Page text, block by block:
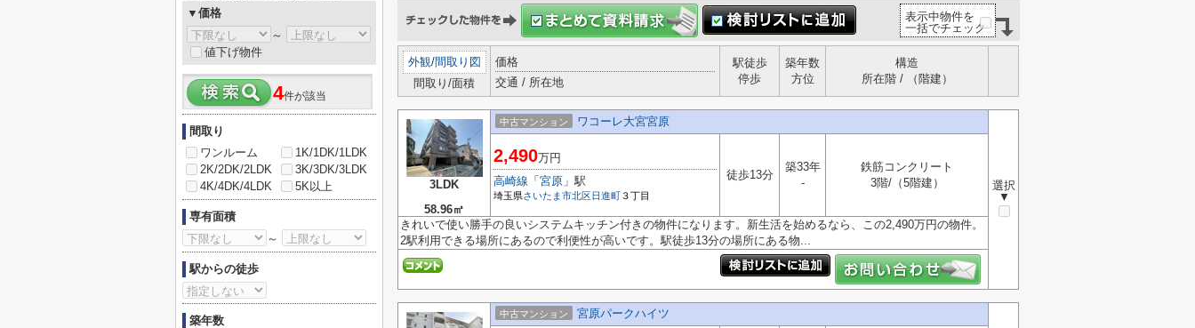
表示中物件を
一括でチェック
外観/間取り図
間取り/面積
価格
交通 / 所在地
駅徒歩
停歩
築年数
方位
構造
所在階 / （階建）
3LDK
58.96㎡
中古マンション ワコーレ大宮宮原
選択
▼
2,490万円
高崎線 「 宮原 」駅
埼玉県さいたま市北区日進町３丁目
徒歩13分
築33年
-
鉄筋コンクリート
3階/（5階建）
きれいで使い勝手の良いシステムキッチン付きの物件になります。新生活を始めるなら、この2,490万円の物件。
2駅利用できる場所にあるので利便性が高いです。駅徒歩13分の場所にある物...
中古マンション 宮原パークハイツ
▼価格
～
値下げ物件
4件が該当
間取り
ワンルーム
1K/1DK/1LDK
2K/2DK/2LDK
3K/3DK/3LDK
4K/4DK/4LDK
5K以上
専有面積
～
駅からの徒歩
築年数